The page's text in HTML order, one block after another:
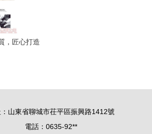
，匠心打造
山東省聊城市茌平區振興路1412號
電話：0635-92**